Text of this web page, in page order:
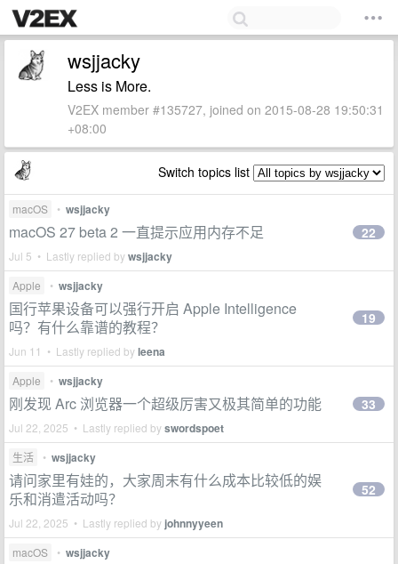
wsjjacky
Less is More.
V2EX member #135727, joined on 2015-08-28 19:50:31
+08:00
Switch topics list
macOS • wsjjacky
macOS 27 beta 2 一直提示应用内存不足
Jul 5 • Lastly replied bywsjjacky
22
Apple • wsjjacky
国行苹果设备可以强行开启 Apple Intelligence
吗？有什么靠谱的教程？
Jun 11 • Lastly replied byleena
19
Apple • wsjjacky
刚发现 Arc 浏览器一个超级厉害又极其简单的功能
Jul 22, 2025 • Lastly replied byswordspoet
33
生活 • wsjjacky
请问家里有娃的，大家周末有什么成本比较低的娱
乐和消遣活动吗？
Jul 22, 2025 • Lastly replied by johnnyyeen
52
macOS • wsjjacky